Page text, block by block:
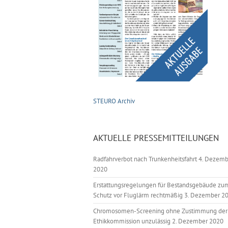
STEURO Archiv
AKTUELLE PRESSEMITTEILUNGEN
Radfahrverbot nach Trunkenheitsfahrt4.
2020
Erstattungsregelungen für Bestandsgebäude
Schutz vor Fluglärm rechtmäßig 3. Dezember
Chromosomen-Screening ohne Zustimmung der
Ethikkommission unzulässig 2. Dezember 2020